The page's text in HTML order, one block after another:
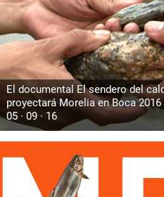
El documental El sendero del
proyectará Morelia en Boca 2016
05 · 09 · 16